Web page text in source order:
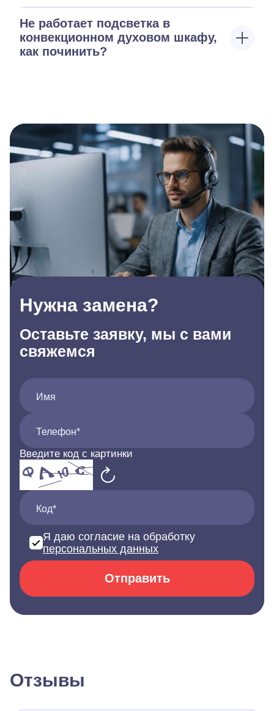
Не работает подсветка в
конвекционном духовом шкафу,
как починить?
Нужна замена?
Оставьте заявку, мы с вами
свяжемся
Имя
Телефон*
Введите код с картинки
Код*
Я даю согласие на обработку
персональных данных
Отправить
Отзывы